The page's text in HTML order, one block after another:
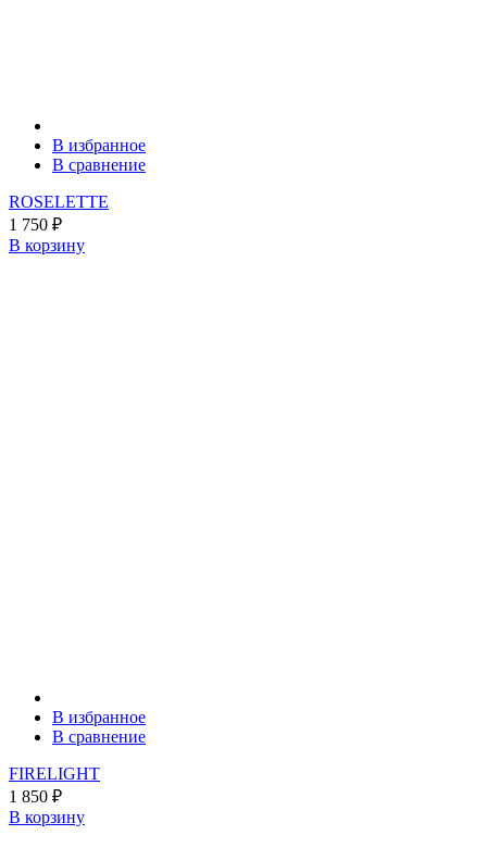
В избранное
В сравнение
ROSELETTE
1 750 ₽
В корзину
В избранное
В сравнение
FIRELIGHT
1 850 ₽
В корзину